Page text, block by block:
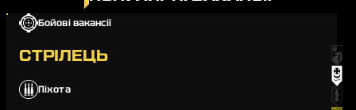
Бойові вакансії
СТРІЛЕЦЬ
Піхота